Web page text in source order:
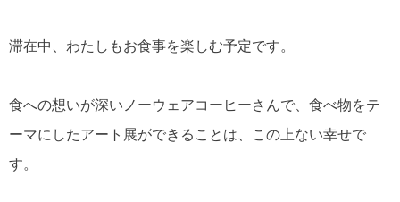
滞在中、わたしもお食事を楽しむ予定です。
食への想いが深いノーウェアコーヒーさんで、食べ物をテ
ーマにしたアート展ができることは、この上ない幸せで
す。